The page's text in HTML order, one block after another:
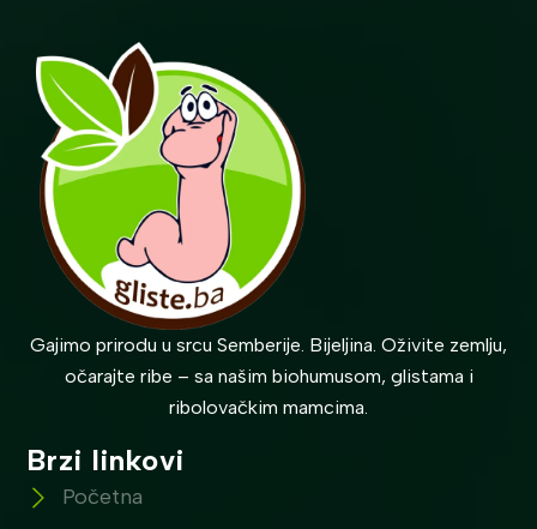
Gajimo prirodu u srcu Semberije. Bijeljina. Oživite zemlju,
očarajte ribe – sa našim biohumusom, glistama i
ribolovačkim mamcima.
Brzi linkovi
Početna